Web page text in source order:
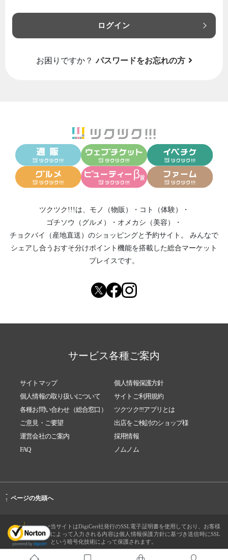
ログイン
お困りですか？ パスワードをお忘れの方
ツクツク!!!は、 モノ（物販） ・ コト（体験）
・
ゴチソウ（グルメ）
・ オメカシ（美容）
・
チョクバイ（産地直送） のショッピングと予約サイト。
みんなで
シェアし合う おすそ分けポイント機能を搭載した総合マーケット
プレイスです。
サービス各種ご案内
サイトマップ
個人情報保護方針
個人情報の取り扱いについて
サイトご利用規約
各種お問い合わせ（総合窓口）
ツクツク!!!アプリとは
ご意見・ご要望
出店をご検討のショップ様
運営会社のご案内
採用情報
FAQ
ノムノム
-
↑ ページの先頭へ
当サイトはDigiCert社発行のSSL電子証明書を使用しており、お客様
によって入力される内容は個人情報保護方針に基づき送信時にSSL
という暗号化技術によって保護されます。